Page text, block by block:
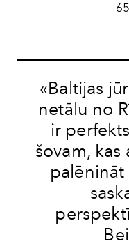
«Baltijas
netālu no
ir
šovam,